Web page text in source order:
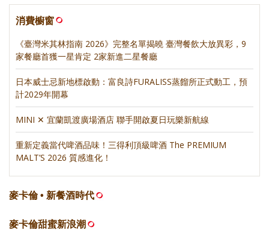
消費櫥窗
《臺灣米其林指南 2026》完整名單揭曉 臺灣餐飲大放異彩，9
家餐廳首獲一星肯定 2家新進二星餐廳
日本威士忌新地標啟動：富良詩FURALISS蒸餾所正式動工，預
計2029年開幕
MINI ✕ 宜蘭凱渡廣場酒店 聯手開啟夏日玩樂新航線
重新定義當代啤酒品味！三得利頂級啤酒 The PREMIUM
MALT’S 2026 質感進化！
麥卡倫 • 新餐酒時代
麥卡倫甜蜜新浪潮